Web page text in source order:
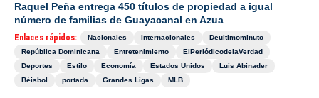
Raquel Peña entrega 450 títulos de propiedad a igual
número de familias de Guayacanal en Azua
Enlaces rápidos: Nacionales Internacionales
Deultimominuto
República Dominicana
Entretenimiento
ElPeriódicodelaVerdad
Deportes
Estilo Economía Estados Unidos
Luis Abinader
Béisbol
portada Grandes Ligas MLB